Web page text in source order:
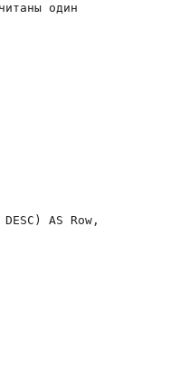
один
DESC) AS Row,